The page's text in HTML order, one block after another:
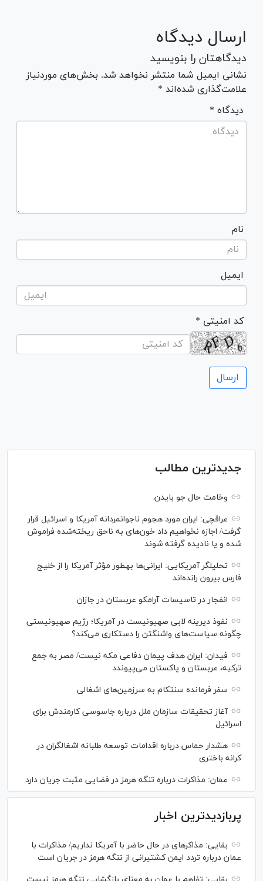
ارسال دیدگاه
دیدگاهتان را بنویسید
نشانی ایمیل شما منتشر نخواهد شد. بخش‌های موردنیاز
علامت‌گذاری شده‌اند *
* دیدگاه
نام
ایمیل
* کد امنیتی
جدیدترین مطالب
وخامت حال جو بایدن
عراقچی: ایران مورد هجوم ناجوانمردانه آمریکا و اسرائیل قرار
گرفت/ اجازه نخواهیم داد خون‌های به ناحق ریخته‌شده فراموش
شده و یا نادیده گرفته شوند
تحلیلگر آمریکایی: ایرانی‌ها به‎طور مؤثر آمریکا را از خلیج
فارس بیرون رانده‌اند
انفجار در تاسیسات آرامکو عربستان در جازان
نفوذ دیرینه لابی صهیونیست در آمریکا؛ رژیم صهیونیستی
چگونه سیاست‌های واشنگتن را دستکاری می‌کند؟
فیدان: ایران هدف پیمان دفاعی مکه نیست/ مصر به جمع
ترکیه، عربستان و پاکستان می‌پیوندد
سفر فرمانده سنتکام به سرزمین‌های اشغالی
آغاز تحقیقات سازمان ملل درباره جاسوسی کارمندش برای
اسرائیل
هشدار حماس درباره اقدامات توسعه طلبانه اشغالگران در
کرانه باختری
عمان: مذاکرات درباره تنگه هرمز در فضایی مثبت جریان دارد
پربازدیدترین اخبار
بقایی: مذاکره‎ای در حال حاضر با آمریکا نداریم/ مذاکرات با
عمان درباره تردد ایمن کشتیرانی از تنگه هرمز در جریان است